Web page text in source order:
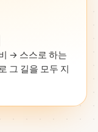
→ 스스로 하는
그 길을 모두 지